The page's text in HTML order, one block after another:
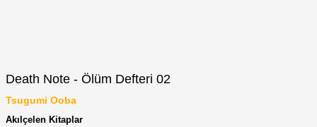
Death Note - Ölüm Defteri 02
Tsugumi Ooba
Akılçelen Kitaplar